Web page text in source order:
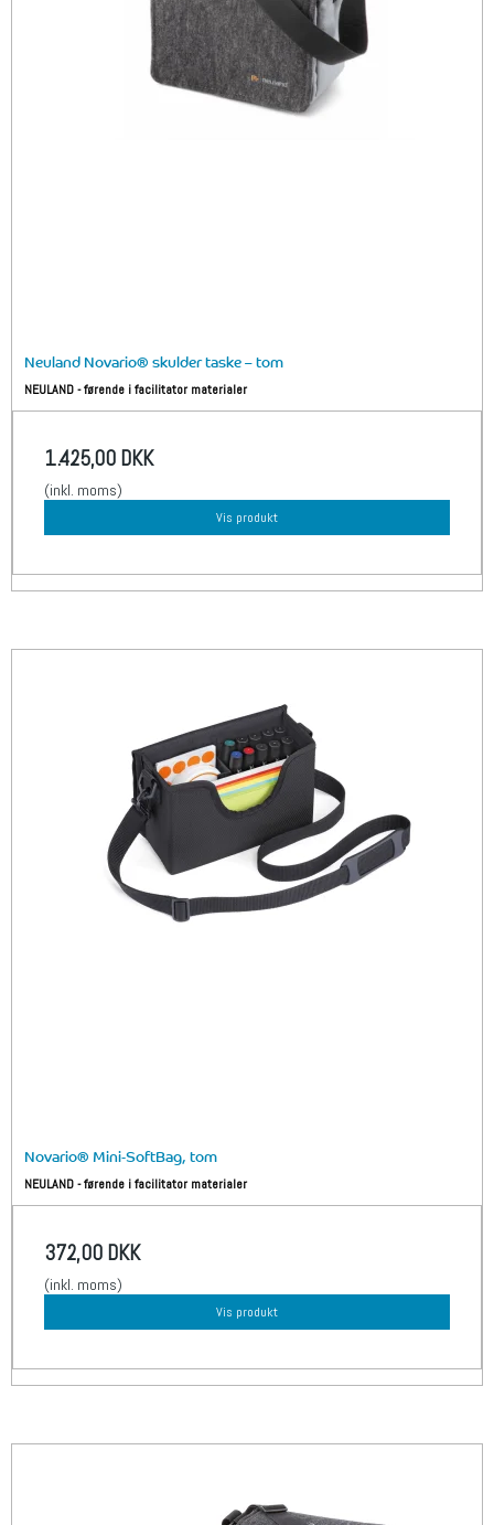
Neuland Novario® skulder taske – tom
NEULAND - førende i facilitator materialer
1.425,00 DKK
(inkl. moms)
Vis produkt
Novario® Mini-SoftBag, tom
NEULAND - førende i facilitator materialer
372,00 DKK
(inkl. moms)
Vis produkt